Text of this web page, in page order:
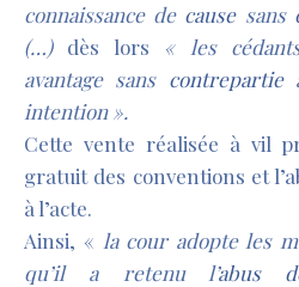
connaissance de causesans
(…) dès lors « les
avantage sans contrepartie
intention ».
Cette vente réalisée à vil
gratuit des conventions et
à l’acte.
Ainsi, « la cour adopte les
qu’il a retenu l’abus